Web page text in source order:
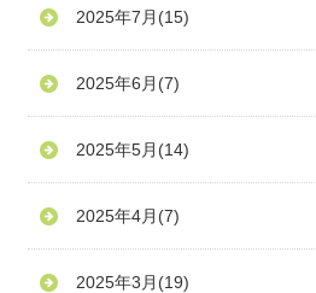
2025年7月 (15)
2025年6月 (7)
2025年5月 (14)
2025年4月 (7)
2025年3月 (19)